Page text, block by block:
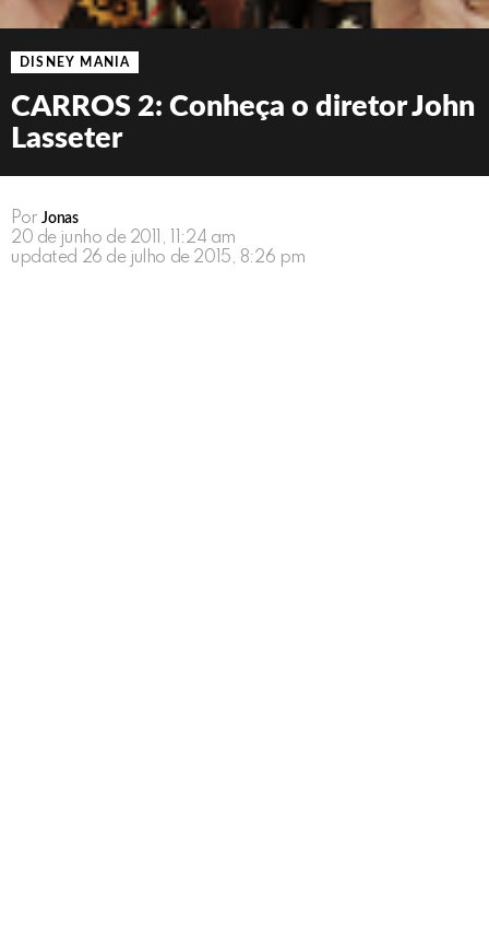
DISNEY MANIA
CARROS 2: Conheça o diretor John
Lasseter
Por Jonas
20 de junho de 2011, 11:24 am
updated 26 de julho de 2015, 8:26 pm